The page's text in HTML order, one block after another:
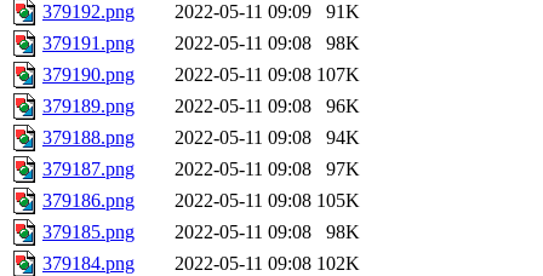
379192.png
2022-05-11 09:09
91K
379191.png
2022-05-11 09:08
98K
379190.png
2022-05-11 09:08 107K
379189.png
2022-05-11 09:08
96K
379188.png
2022-05-11 09:08
94K
379187.png
2022-05-11 09:08
97K
379186.png
2022-05-11 09:08 105K
379185.png
2022-05-11 09:08
98K
379184.png
2022-05-11 09:08 102K